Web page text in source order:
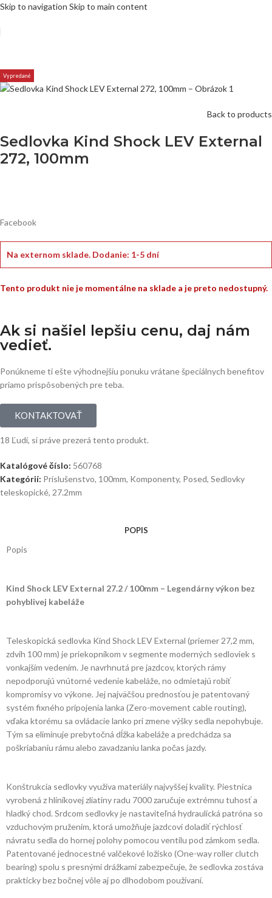
Skip to navigation Skip to main content
Vypredané
Back to products
Sedlovka Kind Shock LEV External
272, 100mm
Facebook
Na externom sklade. Dodanie: 1-5 dní
Tento produkt nie je momentálne na sklade a je preto nedostupný.
Ak si našiel lepšiu cenu, daj nám
vedieť.
Ponúkneme ti ešte výhodnejšiu ponuku vrátane špeciálnych benefitov
priamo prispôsobených pre teba.
KONTAKTOVAŤ
18 Ľudí, si práve prezerá tento produkt.
Katalógové číslo: 560768
Kategórií: Príslušenstvo, 100mm, Komponenty, Posed, Sedlovky
teleskopické, 27.2mm
POPIS
Popis
Kind Shock LEV External 27.2 / 100mm – Legendárny výkon bez
pohyblivej kabeláže
Teleskopická sedlovka Kind Shock LEV External (priemer 27,2 mm,
zdvih 100 mm) je priekopníkom v segmente moderných sedloviek s
vonkajším vedením. Je navrhnutá pre jazdcov, ktorých rámy
nepodporujú vnútorné vedenie kabeláže, no odmietajú robiť
kompromisy vo výkone. Jej najväčšou prednosťou je patentovaný
systém fixného pripojenia lanka (Zero-movement cable routing),
vďaka ktorému sa ovládacie lanko pri zmene výšky sedla nepohybuje.
Tým sa eliminuje prebytočná dĺžka kabeláže a predchádza sa
poškriabaniu rámu alebo zavadzaniu lanka počas jazdy.
Konštrukcia sedlovky využíva materiály najvyššej kvality. Piestnica
vyrobená z hliníkovej zliatiny radu 7000 zaručuje extrémnu tuhosť a
hladký chod. Srdcom sedlovky je nastaviteľná hydraulická patróna so
vzduchovým pružením, ktorá umožňuje jazdcovi doladiť rýchlosť
návratu sedla do hornej polohy pomocou ventilu pod zámkom sedla.
Patentované jednocestné valčekové ložisko (One-way roller clutch
bearing) spolu s presnými drážkami zabezpečuje, že sedlovka zostáva
prakticky bez bočnej vôle aj po dlhodobom používaní.